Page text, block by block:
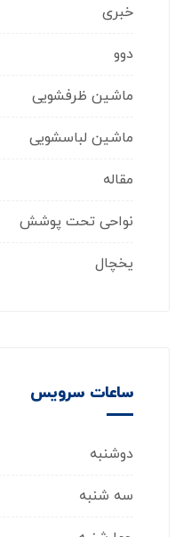
خبری
دوو
ماشین ظرفشویی
ماشین لباسشویی
مقاله
نواحی تحت پوشش
یخچال
ساعات سرویس
دوشنبه
سه شنبه